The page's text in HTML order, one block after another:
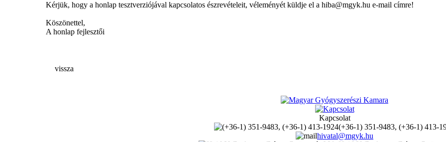
Kérjük, hogy a honlap tesztverziójával kapcsolatos észrevételeit, véleményét küldje el a hiba@mgyk.hu e-mail címre!
Köszönettel,
A honlap fejlesztői
vissza
Kapcsolat
(+36-1) 351-9483, (+36-1) 413-
hivatal@mgyk.hu